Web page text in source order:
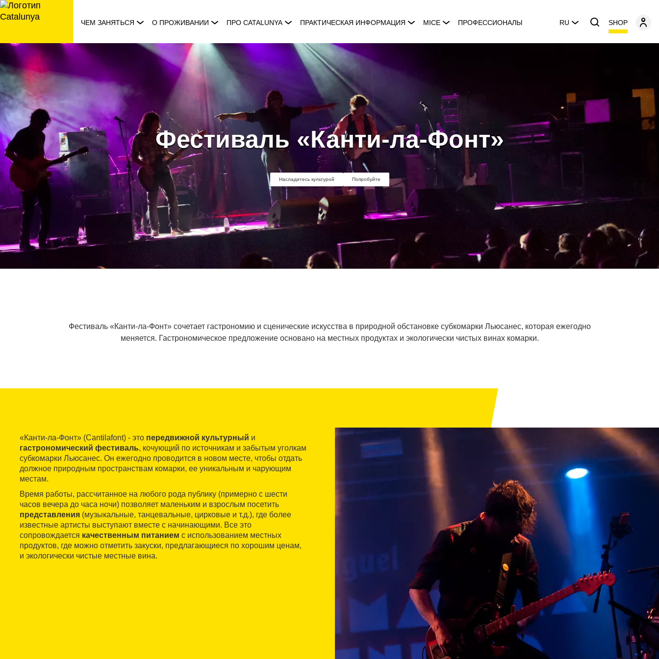
перейти
к
ЧЕМ ЗАНЯТЬСЯ О ПРОЖИВАНИИ ПРО CATALUNYA ПРАКТИЧЕСКАЯ ИНФОРМАЦИЯ MICE ПРОФЕССИОНАЛЫ RU SHOP
Фестиваль «Канти-ла-Фонт»
Насладитесь культурой Попробуйте
Фестиваль «Канти-ла-Фонт» сочетает гастрономию и сценические искусства в природной обстановке субкомарки Льюсанес, которая ежегодно
меняется. Гастрономическое предложение основано на местных продуктах и экологически чистых винах комарки.
«Канти-ла-Фонт» (Cantilafont) - это передвижной культурный и
гастрономический фестиваль, кочующий по источникам и забытым уголкам
субкомарки Льюсанес. Он ежегодно проводится в новом месте, чтобы отдать
должное природным пространствам комарки, ее уникальным и чарующим
местам.
Время работы, рассчитанное на любого рода публику (примерно с шести
часов вечера до часа ночи) позволяет маленьким и взрослым посетить
представления (музыкальные, танцевальные, цирковые и т.д.), где более
известные артисты выступают вместе с начинающими. Все это
сопровождается качественным питанием с использованием местных
продуктов, где можно отметить закуски, предлагающиеся по хорошим ценам,
и экологически чистые местные вина.